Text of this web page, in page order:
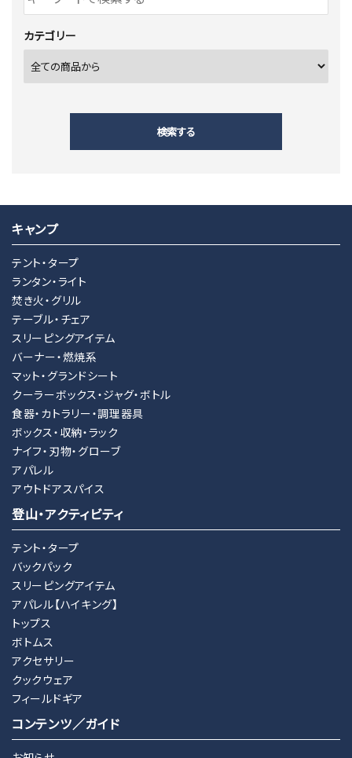
カテゴリー
検索する
キーワード
カテゴリー
キャンプ
テント・タープ
ランタン・ライト
焚き火・グリル
テーブル・チェア
スリーピングアイテム
バーナー・燃焼系
マット・グランドシート
クーラーボックス・ジャグ・ボトル
食器・カトラリー・調理器具
ボックス・収納・ラック
ナイフ・刃物・グローブ
アパレル
アウトドアスパイス
登山・アクティビティ
テント・タープ
バックパック
スリーピングアイテム
アパレル【ハイキング】
トップス
ボトムス
アクセサリー
クックウェア
フィールドギア
コンテンツ／ガイド